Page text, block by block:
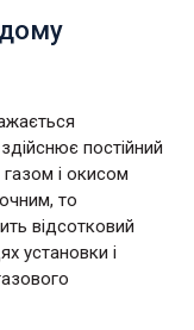
дому
постійний
і окисом
то
відсотковий
установки і